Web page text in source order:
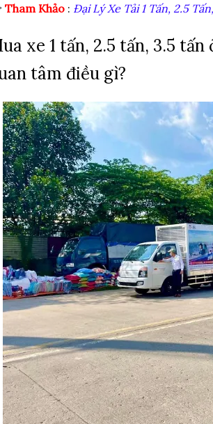
Tham Khảo : Đại Lý Xe Tải 1 Tấn, 2.5
xe 1 tấn, 2.5 tấn, 3.5
tâm điều gì?